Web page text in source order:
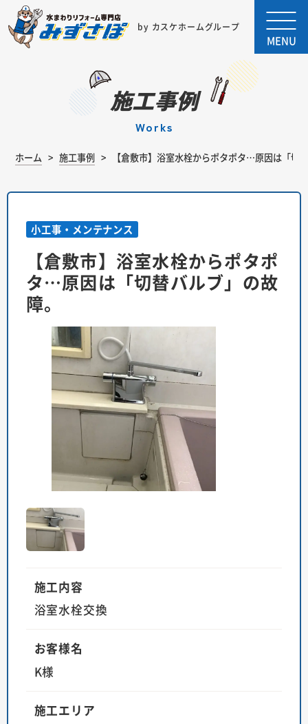
by カスケホームグループ
MENU
施工事例
works
ホーム 施工事例 【倉敷市】浴室水栓からポタポタ…原因は「切
小工事・メンテナンス
【倉敷市】浴室水栓からポタポ
タ…原因は「切替バルブ」の故
障。
施工内容
浴室水栓交換
お客様名
K様
施工エリア